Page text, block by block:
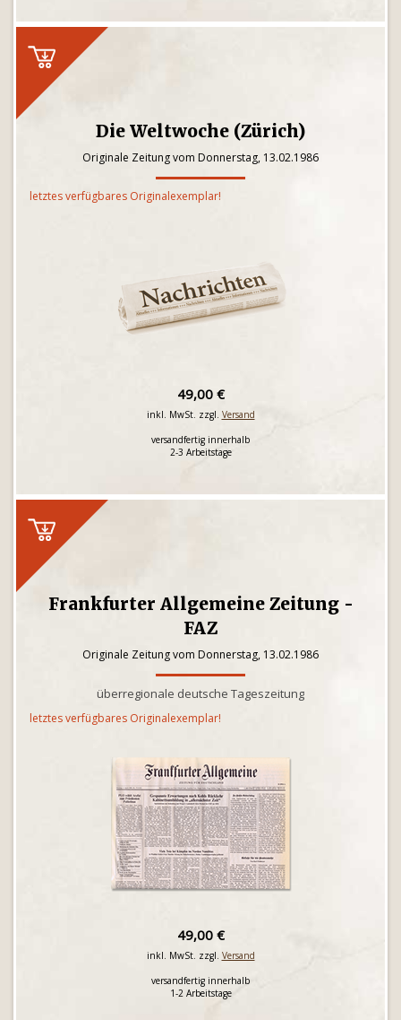
Die Weltwoche (Zürich)
Originale Zeitung vom Donnerstag, 13.02.1986
letztes verfügbares Originalexemplar!
49,00 €
inkl. MwSt. zzgl. Versand
versandfertig innerhalb
2-3 Arbeitstage
Frankfurter Allgemeine Zeitung -
FAZ
Originale Zeitung vom Donnerstag, 13.02.1986
überregionale deutsche Tageszeitung
letztes verfügbares Originalexemplar!
49,00 €
inkl. MwSt. zzgl. Versand
versandfertig innerhalb
1-2 Arbeitstage